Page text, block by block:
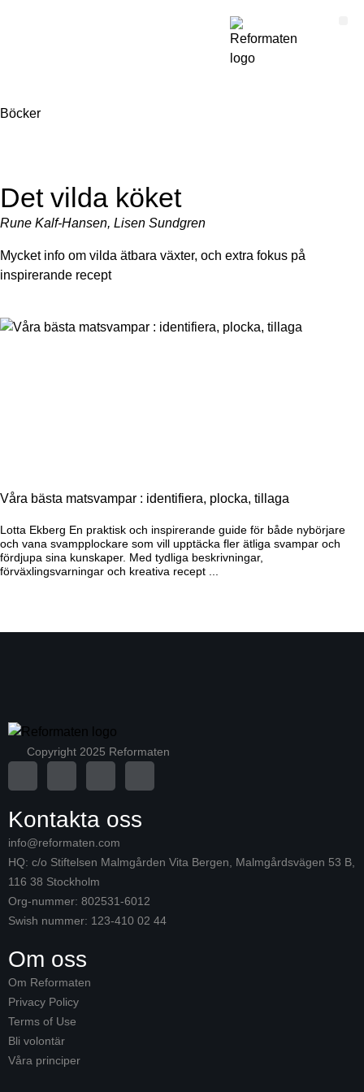
Böcker
Det vilda köket
Rune Kalf-Hansen, Lisen Sundgren
Mycket info om vilda ätbara växter, och extra fokus på
inspirerande recept
Våra bästa matsvampar : identifiera, plocka, tillaga
Lotta Ekberg En praktisk och inspirerande guide för både nybörjare
och vana svampplockare som vill upptäcka fler ätliga svampar och
fördjupa sina kunskaper. Med tydliga beskrivningar,
förväxlingsvarningar och kreativa recept ...
Copyright 2025 Reformaten
Kontakta oss
info@reformaten.com​
HQ: c/o Stiftelsen Malmgården Vita Bergen, Malmgårdsvägen 53 B,
116 38 Stockholm
Org-nummer: 802531-6012
Swish nummer: 123-410 02 44
Om oss
Om Reformaten
Privacy Policy
Terms of Use
Bli volontär
Våra principer